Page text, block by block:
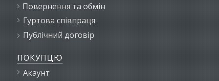
Повернення та обмін
Гуртова співпраця
Публічний договір
ПОКУПЦЮ
Акаунт